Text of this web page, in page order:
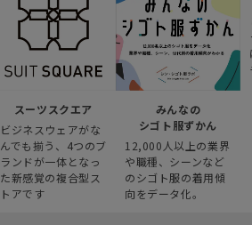
スーツスクエア
ビジネスウェアがな
んでも揃う、4つのブ
ランドが一体となっ
た新感覚の複合型ス
トアです
みんなの
シゴト服ずかん
12,000人以上の業界
や職種、シーンなど
のシゴト服の着用傾
向をデータ化。